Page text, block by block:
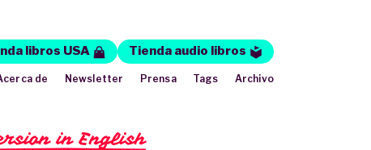
in English
libros USA
Tienda audio libros
de Newsletter Prensa Tags Archivo